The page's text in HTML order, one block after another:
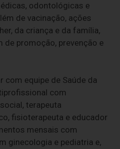
odontológicas e
de vacinação, ações
da criança e da família,
de promoção, prevenção e
com equipe de Saúde da
com
terapeuta
fisioterapeuta e educador
mensais com
ginecologia e pediatria e,